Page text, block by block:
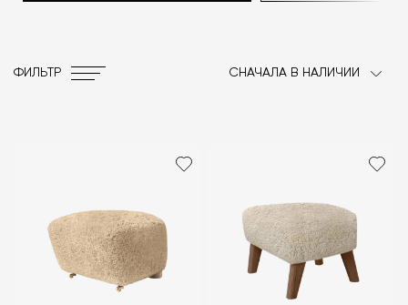
ФИЛЬТР СНАЧАЛА В НАЛИЧИИ